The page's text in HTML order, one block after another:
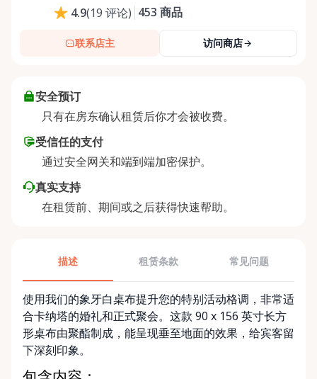
4.9(19 评论) 453 商品
联系店主 访问商店
安全预订
只有在房东确认租赁后你才会被收费。
受信任的支付
通过安全网关和端到端加密保护。
真实支持
在租赁前、期间或之后获得快速帮助。
描述 租赁条款 常见问题
使用我们的象牙白桌布提升您的特别活动格调，非常适
合卡纳塔的婚礼和正式聚会。这款 90 x 156 英寸长方
形桌布由聚酯制成，能呈现垂至地面的效果，给宾客留
下深刻印象。